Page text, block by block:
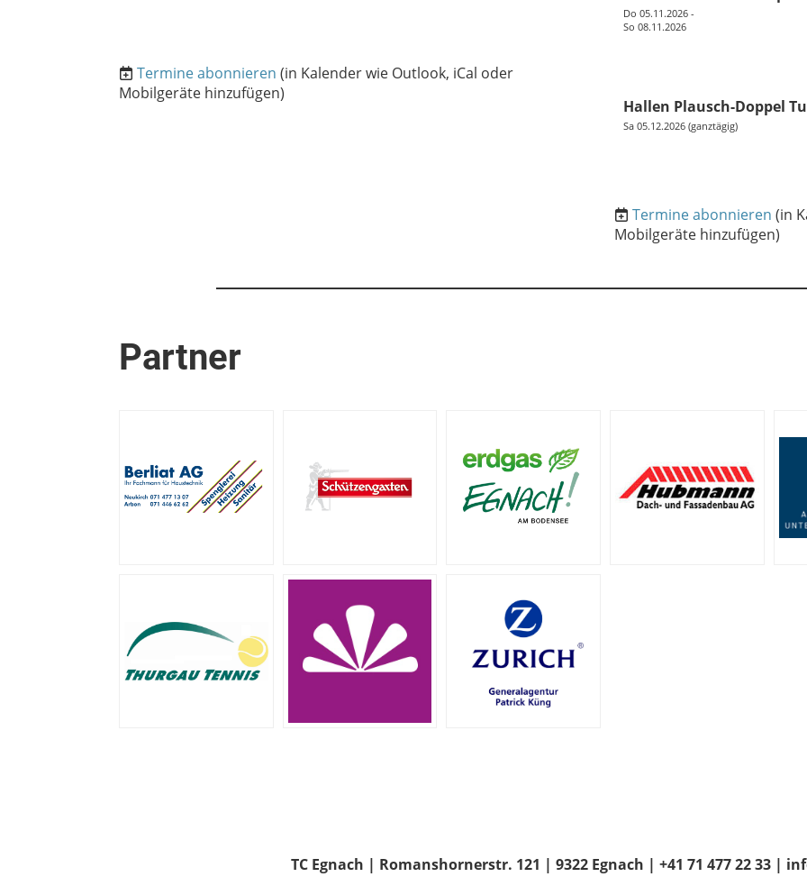
Termine abonnieren (in Kalender wie Outlook, iCal oder
Mobilgeräte hinzufügen)
Do 05.11.2026 -
So 08.11.2026
Hallen Plausch-Doppel
Sa 05.12.2026 (ganztägig)
Termine abonnieren (in
Mobilgeräte hinzufügen)
Partner
TC Egnach | Romanshornerstr. 121 | 9322 Egnach | +41 71 477 22 33 |